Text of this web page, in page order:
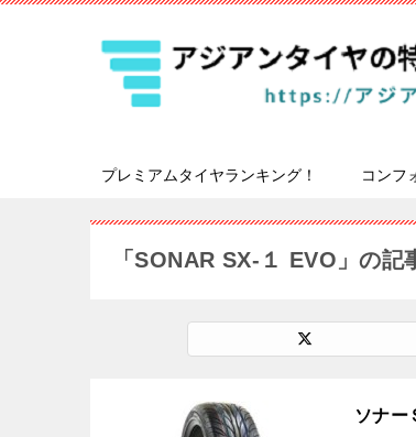
プレミアムタイヤランキング！ コンフ
「SONAR SX-１ EVO」の記
ソナー